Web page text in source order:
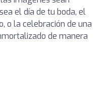
el día de tu boda, el
o la celebración de una
de manera